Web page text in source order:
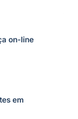
on-line
em